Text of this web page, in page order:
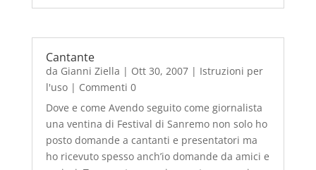
Cantante
da Gianni Ziella | Ott 30, 2007| Istruzioni per
l'uso| Commenti 0
Dove e come Avendo seguito come giornalista
una ventina di Festival di Sanremo non solo ho
posto domande a cantanti e presentatori ma
ho ricevuto spesso anch’io domande da amici e